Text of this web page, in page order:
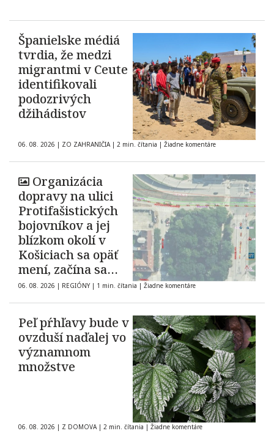
Španielske médiá
tvrdia, že medzi
migrantmi v Ceute
identifikovali
podozrivých
džihádistov
06. 08. 2026 | ZO ZAHRANIČIA | 2 min. čítania | Žiadne komentáre
Organizácia
dopravy na ulici
Protifašistických
bojovníkov a jej
blízkom okolí v
Košiciach sa opäť
mení, začína sa
tretia etapa prác
06. 08. 2026 | REGIÓNY | 1 min. čítania | Žiadne komentáre
Peľ pŕhľavy bude v
ovzduší naďalej vo
významnom
množstve
06. 08. 2026 | Z DOMOVA | 2 min. čítania | Žiadne komentáre